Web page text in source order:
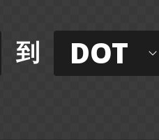
到 DOT